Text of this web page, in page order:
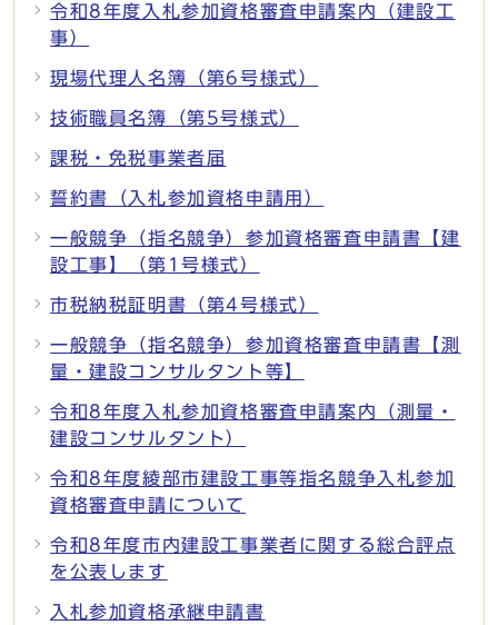
令和8年度入札参加資格審査申請案内（建設工
事）
現場代理人名簿（第6号様式）
技術職員名簿（第5号様式）
課税・免税事業者届
誓約書（入札参加資格申請用）
一般競争（指名競争）参加資格審査申請書【建
設工事】（第1号様式）
市税納税証明書（第4号様式）
一般競争（指名競争）参加資格審査申請書【測
量・建設コンサルタント等】
令和8年度入札参加資格審査申請案内（測量・
建設コンサルタント）
令和8年度綾部市建設工事等指名競争入札参加
資格審査申請について
令和8年度市内建設工事業者に関する総合評点
を公表します
入札参加資格承継申請書